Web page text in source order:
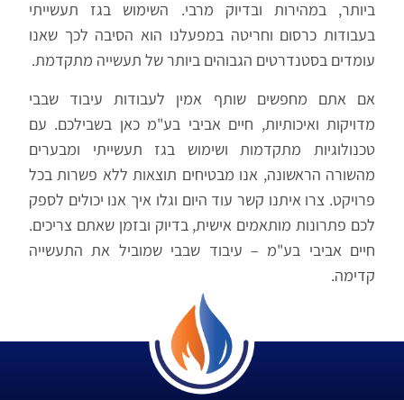
ביותר, במהירות ובדיוק מרבי. השימוש בגז תעשייתי
בעבודות כרסום וחריטה במפעלנו הוא הסיבה לכך שאנו
עומדים בסטנדרטים הגבוהים ביותר של תעשייה מתקדמת.
אם אתם מחפשים שותף אמין לעבודות עיבוד שבבי
מדויקות ואיכותיות, חיים אביבי בע"מ כאן בשבילכם. עם
טכנולוגיות מתקדמות ושימוש בגז תעשייתי ומבערים
מהשורה הראשונה, אנו מבטיחים תוצאות ללא פשרות בכל
פרויקט. צרו איתנו קשר עוד היום וגלו איך אנו יכולים לספק
לכם פתרונות מותאמים אישית, בדיוק ובזמן שאתם צריכים.
חיים אביבי בע"מ – עיבוד שבבי שמוביל את התעשייה
קדימה.